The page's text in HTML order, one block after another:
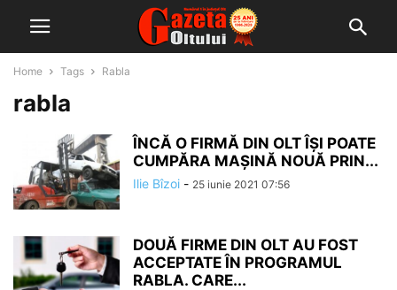
Home Tags Rabla
rabla
ÎNCĂ O FIRMĂ DIN OLT ÎŞI POATE
CUMPĂRA MAŞINĂ NOUĂ PRIN...
Ilie Bîzoi - 25 iunie 2021 07:56
DOUĂ FIRME DIN OLT AU FOST
ACCEPTATE ÎN PROGRAMUL
RABLA. CARE...